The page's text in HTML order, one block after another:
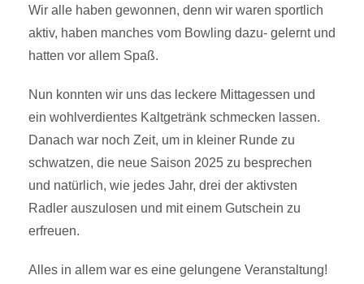
Wir alle haben gewonnen, denn wir waren sportlich
aktiv, haben manches vom Bowling dazu- gelernt und
hatten vor allem Spaß.
Nun konnten wir uns das leckere Mittagessen und
ein wohlverdientes Kaltgetränk schmecken lassen.
Danach war noch Zeit, um in kleiner Runde zu
schwatzen, die neue Saison 2025 zu besprechen
und natürlich, wie jedes Jahr, drei der aktivsten
Radler auszulosen und mit einem Gutschein zu
erfreuen.
Alles in allem war es eine gelungene Veranstaltung!